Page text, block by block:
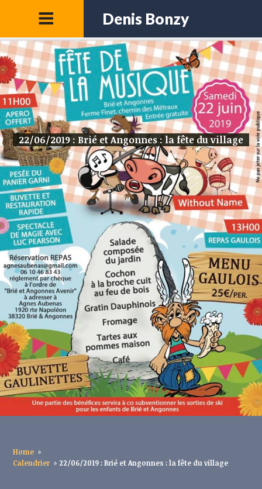
Denis Bonzy
22/06/2019 : Brié et Angonnes : la fête du village
Home »
Calendrier » 22/06/2019 : Brié et Angonnes : la fête du village